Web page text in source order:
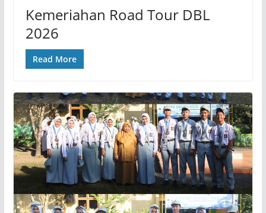
Kemeriahan Road Tour DBL
2026
Read More